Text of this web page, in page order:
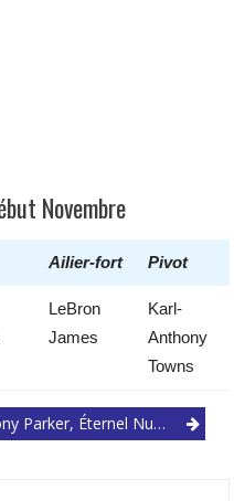
Novembre
Ailier-fort Pivot
LeBron
James
Karl-
Anthony
Towns
Parker, Éternel Numéro 9